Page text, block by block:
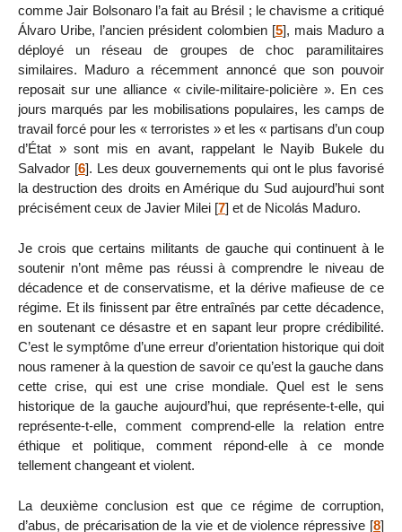
comme Jair Bolsonaro l’a fait au Brésil ; le chavisme a critiqué
Álvaro Uribe, l’ancien président colombien[5], mais Maduro a
déployé un réseau de groupes de choc paramilitaires
similaires. Maduro a récemment annoncé que son pouvoir
reposait sur une alliance « civile-militaire-policière ». En ces
jours marqués par les mobilisations populaires, les camps de
travail forcé pour les « terroristes » et les « partisans d’un coup
d’État » sont mis en avant, rappelant le Nayib Bukele du
Salvador [6]. Les deux gouvernements qui ont le plus favorisé
la destruction des droits en Amérique du Sud aujourd’hui sont
précisément ceux de Javier Milei [7] et de Nicolás Maduro.
Je crois que certains militants de gauche qui continuent à le
soutenir n’ont même pas réussi à comprendre le niveau de
décadence et de conservatisme, et la dérive mafieuse de ce
régime. Et ils finissent par être entraînés par cette décadence,
en soutenant ce désastre et en sapant leur propre crédibilité.
C’est le symptôme d’une erreur d’orientation historique qui doit
nous ramener à la question de savoir ce qu’est la gauche dans
cette crise, qui est une crise mondiale. Quel est le sens
historique de la gauche aujourd’hui, que représente-t-elle, qui
représente-t-elle, comment comprend-elle la relation entre
éthique et politique, comment répond-elle à ce monde
tellement changeant et violent.
La deuxième conclusion est que ce régime de corruption,
d’abus, de précarisation de la vie et de violence répressive [8]